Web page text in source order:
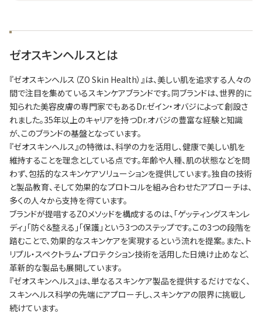
ゼオスキンヘルスとは
『ゼオスキンヘルス（ZO Skin Health）』は、美しい肌を追求する人々の
間で注目を集めているスキンケアブランドです。同ブランドは、世界的に
知られた美容皮膚の専門家でもあるDr.ゼイン・オバジによって創設さ
れました。35年以上のキャリアを持つDr.オバジの豊富な経験と知識
が、このブランドの基盤となっています。
『ゼオスキンヘルス』の特徴は、科学の力を活用し、健康で美しい肌を
維持することを理念としている点です。年齢や人種、肌の状態などを問
わず、包括的なスキンケアソリューションを提供しています。独自の技術
と製品教育、そして効果的なプロトコルを組み合わせたアプローチは、
多くの人々から支持を得ています。
ブランドが提唱するZOメソッドを構成するのは、「ゲッティングスキンレ
ディ」「防ぐ＆整える」「保護」という3つのステップです。この3つの段階を
踏むことで、効果的なスキンケアを実現するという流れを提案。また、ト
リプル・スペクトラム・プロテクション技術を活用した日焼け止めなど、
革新的な製品も展開しています。
『ゼオスキンヘルス』は、単なるスキンケア製品を提供するだけでなく、
スキンヘルス科学の先端にアプローチし、スキンケアの限界に挑戦し
続けています。